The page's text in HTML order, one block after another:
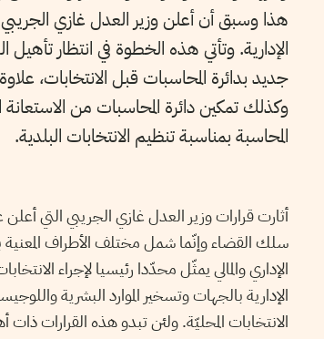
جديد بدائرة المحاسبات قبل الانتخابات،
وكذلك تمكين دائرة المحاسبات من
المحاسبة بمناسبة تنظيم الانتخابات البلدية.
سلك القضاء وإنّما شمل مختلف الأطراف المعنية
الإداري والمالي يمثّل محدّدا رئيسيا لإجراء
الإدارية بالجهات وتسخير الموارد البشرية
الانتخابات المحليّة. ولئن تبدو هذه القرارات